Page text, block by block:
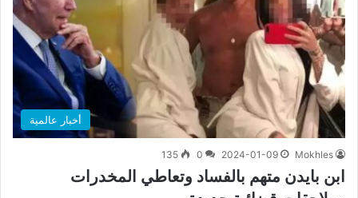
أخبار عالمية
Mokhles
2024-01-09
0
135
ابن بايدن متهم بالفساد وتعاطي المخدرات